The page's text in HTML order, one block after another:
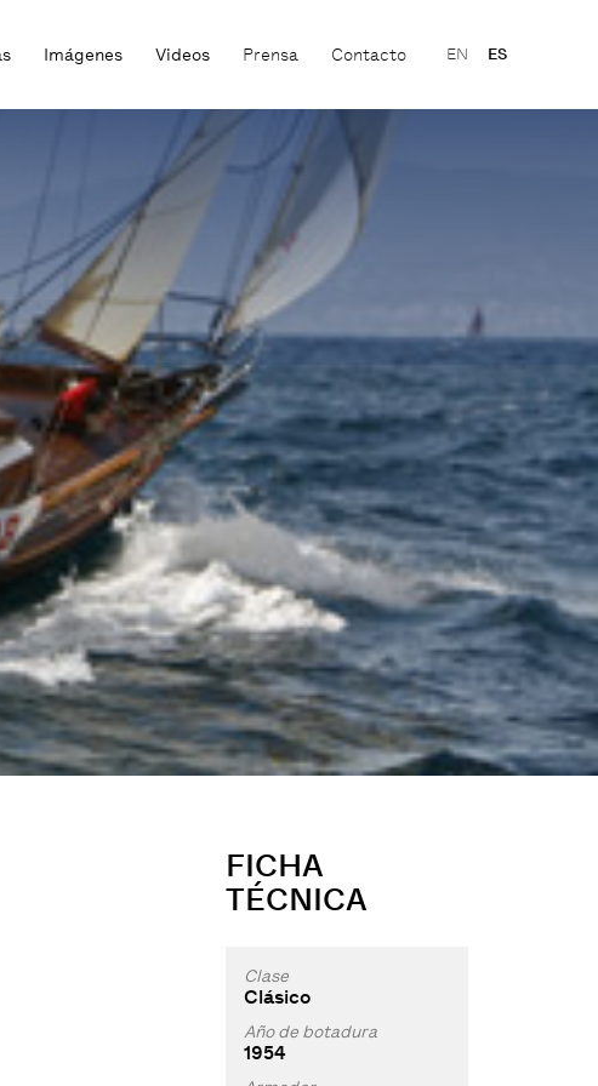
Imágenes Videos Prensa Contacto EN ES
FICHA
TÉCNICA
Clase
Clásico
Año de botadura
1954